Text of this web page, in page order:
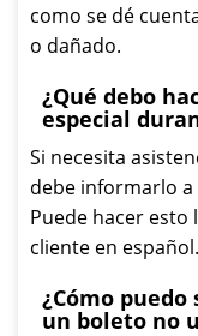
como se dé
o dañado.
¿Qué debo
especial
Si necesita
debe informarlo
Puede hacer esto
cliente en español.
¿Cómo
un boleto no